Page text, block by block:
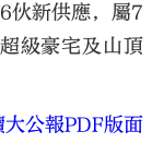
伙新供應，屬7
級豪宅及山頂
大公報PDF版面